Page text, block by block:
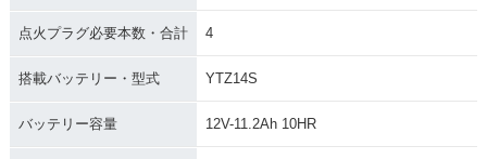
PER FOUR・カラー
チェンジ
PER FOUR ABS・
点火プラグ必要本数・合計 4
搭載バッテリー・型式 YTZ14S
バッテリー容量 12V-11.2Ah 10HR